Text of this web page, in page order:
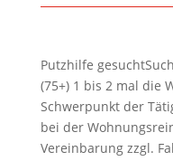
Putzhilfe
(75+) 1 bis 2 mal die
Schwerpunkt der
bei der
Vereinbarung zzgl.